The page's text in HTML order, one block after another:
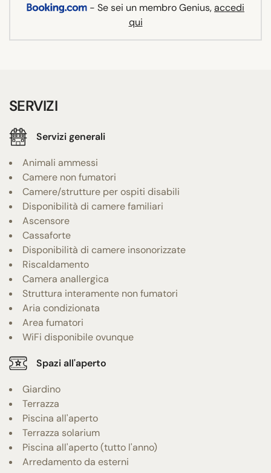
- Se sei un membro Genius,accedi
qui
SERVIZI
Servizi generali
Animali ammessi
Camere non fumatori
Camere/strutture per ospiti disabili
Disponibilità di camere familiari
Ascensore
Cassaforte
Disponibilità di camere insonorizzate
Riscaldamento
Camera anallergica
Struttura interamente non fumatori
Aria condizionata
Area fumatori
WiFi disponibile ovunque
Spazi all'aperto
Giardino
Terrazza
Piscina all'aperto
Terrazza solarium
Piscina all'aperto (tutto l'anno)
Arredamento da esterni